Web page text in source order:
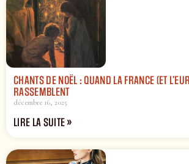
CHANTS DE NOËL : QUAND LA FRANCE (ET
RASSEMBLENT
décembre 16, 2025
LIRE LA SUITE »